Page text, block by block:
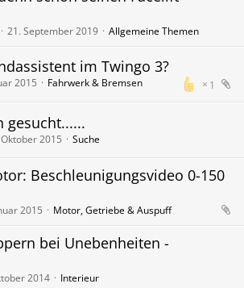
21. September 2019 Allgemeine Themen
im Twingo 3?
1
2015 Fahrwerk & Bremsen
gesucht......
2015 Suche
Beschleunigungsvideo 0-150
2015 Motor, Getriebe & Auspuff
bei Unebenheiten -
2014 Interieur